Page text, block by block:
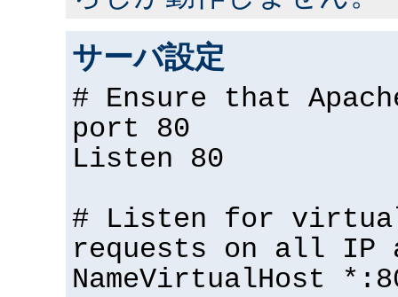
サーバ設定
# Ensure that
port 80
Listen 80
# Listen for
requests on all IP
NameVirtualHost